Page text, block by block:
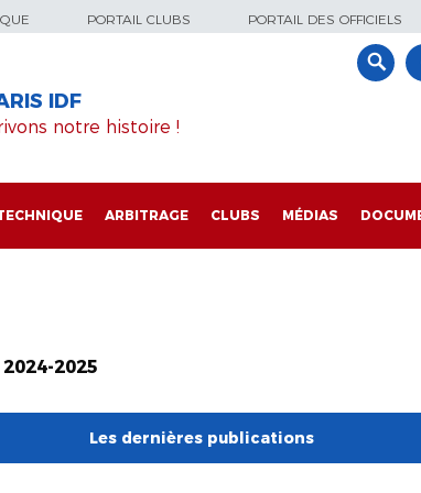
PORTAIL CLUBS PORTAIL DES OFFICIELS
IDF
notre histoire !
ARBITRAGE CLUBS MÉDIAS
2025
Les dernières publications